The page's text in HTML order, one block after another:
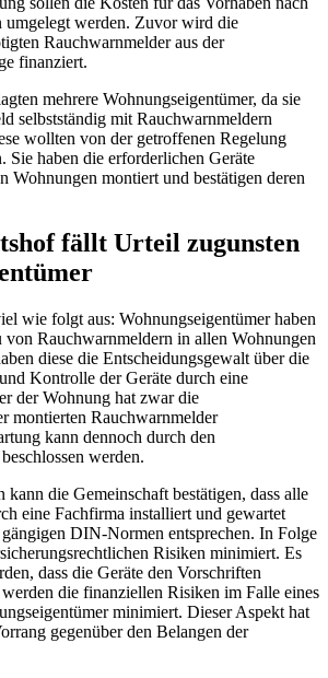
umgelegt werden. Zuvor wird die
Rauchwarnmelder aus der
finanziert.
mehrere Wohnungseigentümer, da sie
selbstständig mit Rauchwarnmeldern
wollten von der getroffenen Regelung
Sie haben die erforderlichen Geräte
Wohnungen montiert und bestätigen deren
fällt Urteil zugunsten
wie folgt aus: Wohnungseigentümer haben
von Rauchwarnmeldern in allen Wohnungen
diese die Entscheidungsgewalt über die
Kontrolle der Geräte durch eine
der Wohnung hat zwar die
montierten Rauchwarnmelder
kann dennoch durch den
werden.
kann die Gemeinschaft bestätigen, dass alle
eine Fachfirma installiert und gewartet
DIN-Normen entsprechen. In Folge
Risiken minimiert. Es
dass die Geräte den Vorschriften
die finanziellen Risiken im Falle eines
minimiert. Dieser Aspekt hat
gegenüber den Belangen der